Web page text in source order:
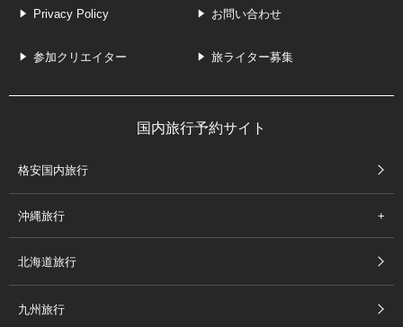
Privacy Policy お問い合わせ
参加クリエイター 旅ライター募集
国内旅行予約サイト
格安国内旅行
沖縄旅行
北海道旅行
九州旅行